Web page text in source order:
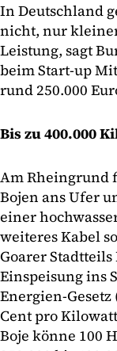
In Deutschland
nicht, nur
Leistung, sagt
beim Start-up
rund 250.000
Bis zu 400.000
Am Rheingrund
Bojen ans Ufer
einer
weiteres Kabel
Goarer
Einspeisung ins
Energien-
Cent pro
Boje könne 100